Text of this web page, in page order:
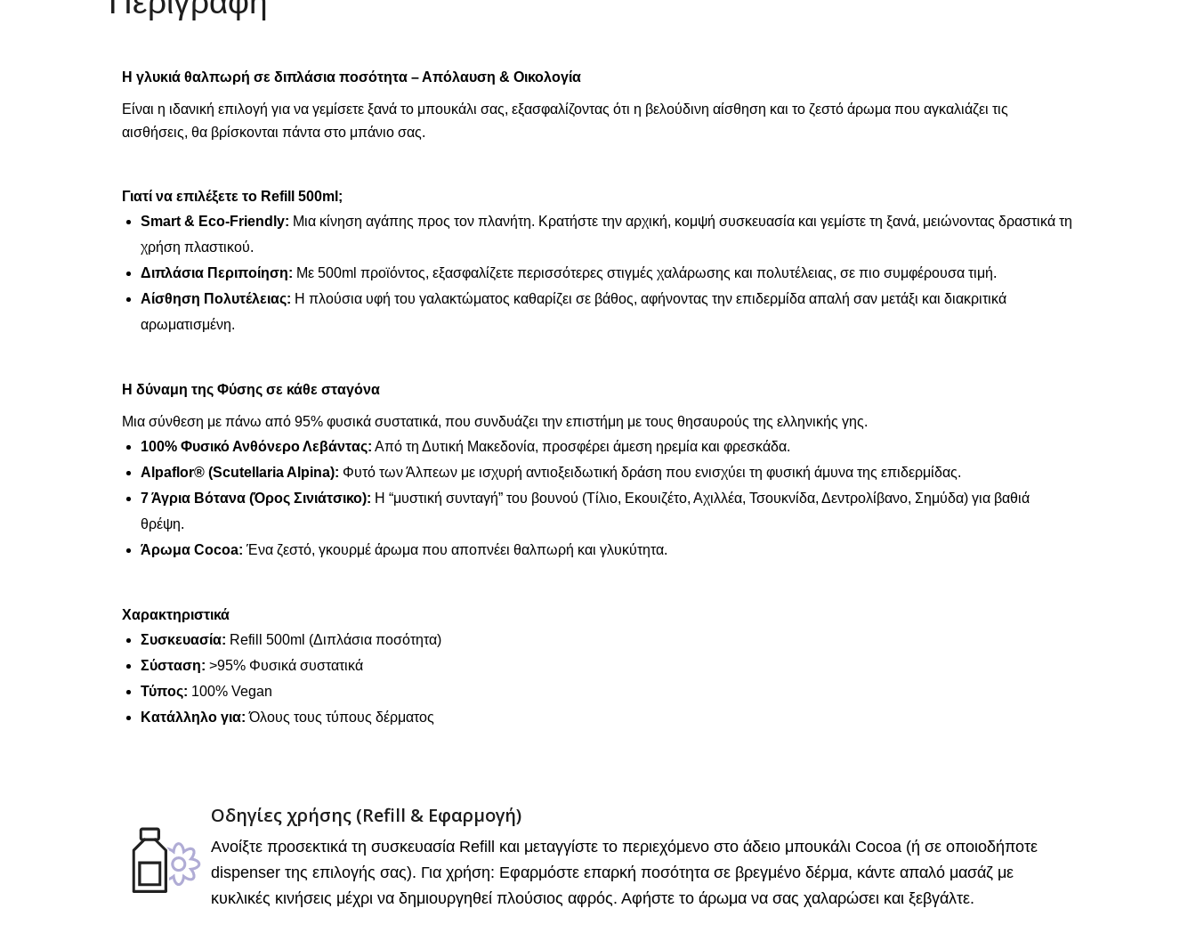
Η γλυκιά θαλπωρή σε διπλάσια ποσότητα – Απόλαυση & Οικολογία
Είναι η ιδανική επιλογή για να γεμίσετε ξανά το μπουκάλι σας, εξασφαλίζοντας ότι η βελούδινη αίσθηση και το ζεστό άρωμα που αγκαλιάζει τις
αισθήσεις, θα βρίσκονται πάντα στο μπάνιο σας.
Γιατί να επιλέξετε το Refill 500ml;
Smart & Eco-Friendly: Μια κίνηση αγάπης προς τον πλανήτη. Κρατήστε την αρχική, κομψή συσκευασία και γεμίστε τη ξανά, μειώνοντας δραστικά τη
χρήση πλαστικού.
Διπλάσια Περιποίηση: Με 500ml προϊόντος, εξασφαλίζετε περισσότερες στιγμές χαλάρωσης και πολυτέλειας, σε πιο συμφέρουσα τιμή.
Αίσθηση Πολυτέλειας: Η πλούσια υφή του γαλακτώματος καθαρίζει σε βάθος, αφήνοντας την επιδερμίδα απαλή σαν μετάξι και διακριτικά
αρωματισμένη.
Η δύναμη της Φύσης σε κάθε σταγόνα
Μια σύνθεση με πάνω από 95% φυσικά συστατικά, που συνδυάζει την επιστήμη με τους θησαυρούς της ελληνικής γης.
100% Φυσικό Ανθόνερο Λεβάντας: Από τη Δυτική Μακεδονία, προσφέρει άμεση ηρεμία και φρεσκάδα.
Alpaflor® (Scutellaria Alpina): Φυτό των Άλπεων με ισχυρή αντιοξειδωτική δράση που ενισχύει τη φυσική άμυνα της επιδερμίδας.
7 Άγρια Βότανα (Όρος Σινιάτσικο): Η “μυστική συνταγή” του βουνού (Τίλιο, Εκουιζέτο, Αχιλλέα, Τσουκνίδα, Δεντρολίβανο, Σημύδα) για βαθιά
θρέψη.
Άρωμα Cocoa: Ένα ζεστό, γκουρμέ άρωμα που αποπνέει θαλπωρή και γλυκύτητα.
Χαρακτηριστικά
Συσκευασία: Refill 500ml (Διπλάσια ποσότητα)
Σύσταση: >95% Φυσικά συστατικά
Τύπος: 100% Vegan
Κατάλληλο για: Όλους τους τύπους δέρματος
Οδηγίες χρήσης (Refill & Εφαρμογή)
Ανοίξτε προσεκτικά τη συσκευασία Refill και μεταγγίστε το περιεχόμενο στο άδειο μπουκάλι Cocoa (ή σε οποιοδήποτε
dispenser της επιλογής σας). Για χρήση: Εφαρμόστε επαρκή ποσότητα σε βρεγμένο δέρμα, κάντε απαλό μασάζ με
κυκλικές κινήσεις μέχρι να δημιουργηθεί πλούσιος αφρός. Αφήστε το άρωμα να σας χαλαρώσει και ξεβγάλτε.